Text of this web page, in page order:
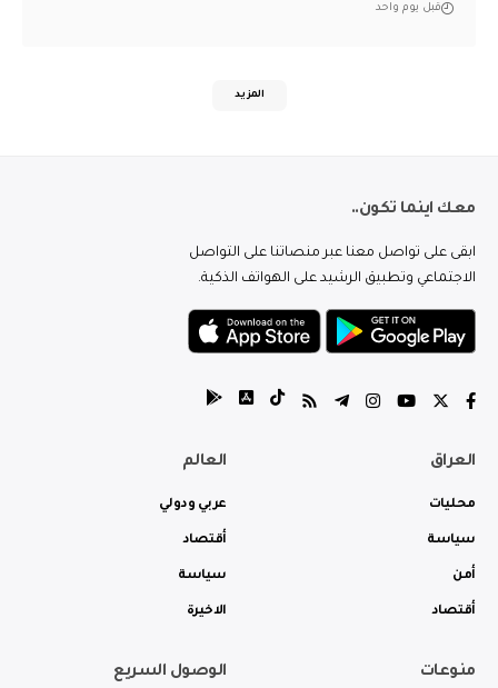
قبل يوم واحد
المزيد
معك اينما تكون..
ابقى على تواصل معنا عبر منصاتنا على التواصل
الاجتماعي وتطبيق الرشيد على الهواتف الذكية.
العراق
محليات
سياسة
أمن
أقتصاد
العالم
عربي ودولي
أقتصاد
سياسة
الاخيرة
منوعات الوصول السريع